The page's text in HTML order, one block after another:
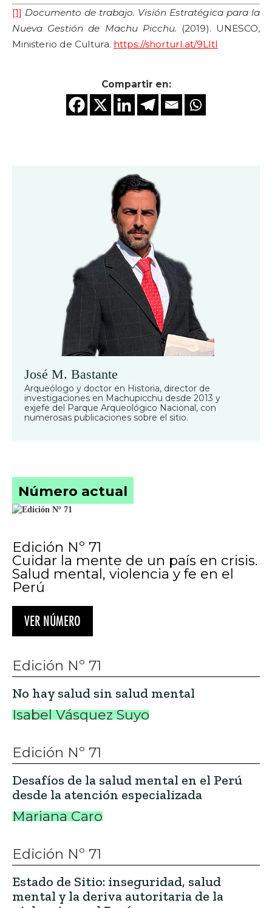
[1] Documento de trabajo. Visión Estratégica para la
Nueva Gestión de Machu Picchu. (2019). UNESCO,
Ministerio de Cultura. https://shorturl.at/9LltI
Compartir en:
José M. Bastante
Arqueólogo y doctor en Historia, director de
investigaciones en Machupicchu desde 2013 y
exjefe del Parque Arqueológico Nacional, con
numerosas publicaciones sobre el sitio.
Número actual
Edición Nº 71
Cuidar la mente de un país en crisis.
Salud mental, violencia y fe en el
Perú
VER NÚMERO
Edición Nº 71
No hay salud sin salud mental
Isabel Vásquez Suyo
Edición Nº 71
Desafíos de la salud mental en el Perú
desde la atención especializada
Mariana Caro
Edición Nº 71
Estado de Sitio: inseguridad, salud
mental y la deriva autoritaria de la